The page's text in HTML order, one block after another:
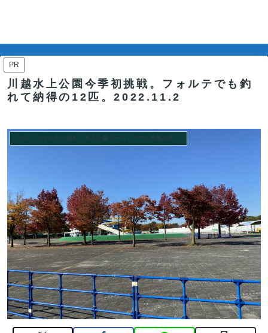
PR
川越水上公園今季初挑戦。フォルテでも釣
れて納得の12匹。2022.11.2